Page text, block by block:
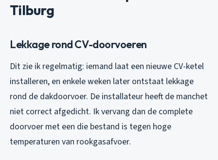
Tilburg
Lekkage rond CV-doorvoeren
Dit zie ik regelmatig: iemand laat een nieuwe CV-ketel
installeren, en enkele weken later ontstaat lekkage
rond de dakdoorvoer. De installateur heeft de manchet
niet correct afgedicht. Ik vervang dan de complete
doorvoer met een die bestand is tegen hoge
temperaturen van rookgasafvoer.